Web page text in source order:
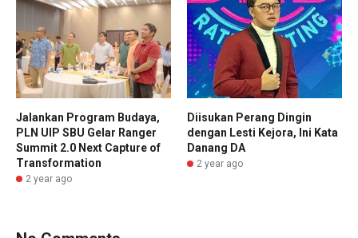
Jalankan Program Budaya,
PLN UIP SBU Gelar Ranger
Summit 2.0 Next Capture of
Transformation
2 year ago
Diisukan Perang Dingin
dengan Lesti Kejora, Ini Kata
Danang DA
2 year ago